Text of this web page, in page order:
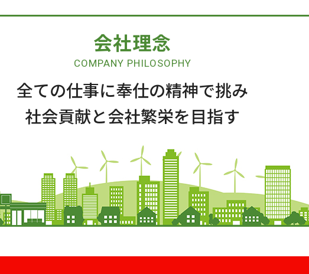
会社理念
COMPANY PHILOSOPHY
全ての仕事に奉仕の精神で挑み
社会貢献と会社繁栄を目指す